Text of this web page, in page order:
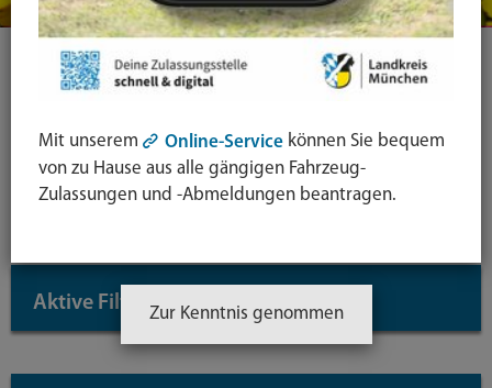
Ihre Suche
Taste
Suche in leichter Sprache
Aktive Filter ↓
Mit unserem Online-Service können Sie bequem
von zu Hause aus alle gängigen Fahrzeug-
Zulassungen und -Abmeldungen beantragen.
Zur Kenntnis genommen